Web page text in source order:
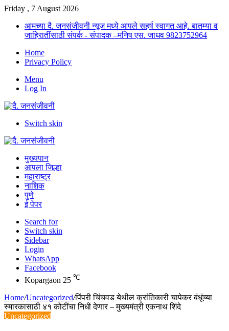
Friday , 7 August 2026
आमच्या दै. जनसंजीवनी न्यूज मध्ये आपले सहर्ष स्वागत आहे. बातम्या व
जाहिरातींसाठी संपर्क - संपादक –मनिष एस. जाधव 9823752964
Home
Privacy Policy
Menu
Log In
Switch skin
मुख्यपान
आपला जिल्हा
महाराष्ट्र
नाशिक
पुणे
ई पेपर
Search for
Switch skin
Sidebar
Login
WhatsApp
Facebook
Kopargaon 25 ℃
Home/Uncategorized/पिंपरी चिंचवड येथील क्रांतिकारी चापेकर बंधूंच्या
स्मारकासाठी ४१ कोटींचा निधी देणार – मुख्यमंत्री एकनाथ शिंदे
Uncategorized